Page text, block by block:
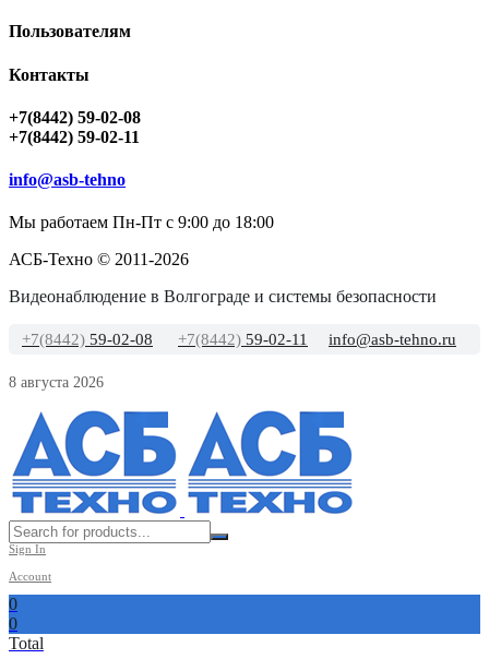
Пользователям
Контакты
+7(8442) 59-02-08
+7(8442) 59-02-11
info@asb-tehno
Мы работаем Пн-Пт с 9:00 до 18:00
АСБ-Техно © 2011-2026
Видеонаблюдение в Волгограде и системы безопасности
+7(8442) 59-02-08 +7(8442) 59-02-11 info@asb-tehno.ru
8 августа 2026
Sign In
Account
0
0
Total